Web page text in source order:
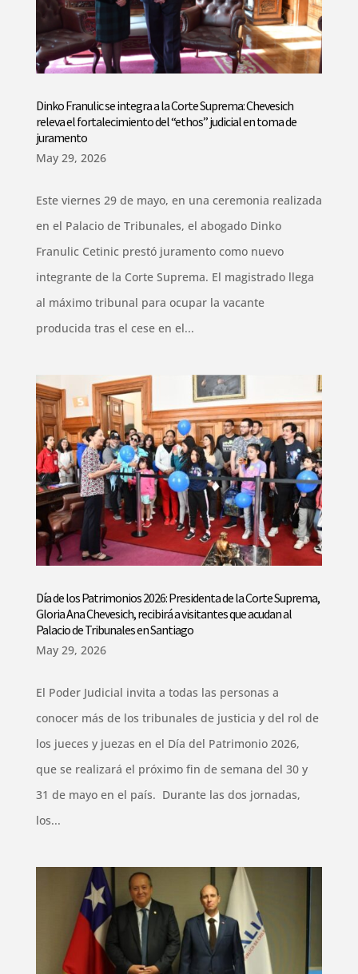
Dinko Franulic se integra a la Corte Suprema: Chevesich
releva el fortalecimiento del “ethos” judicial en toma de
juramento
May 29, 2026
Este viernes 29 de mayo, en una ceremonia realizada
en el Palacio de Tribunales, el abogado Dinko
Franulic Cetinic prestó juramento como nuevo
integrante de la Corte Suprema. El magistrado llega
al máximo tribunal para ocupar la vacante
producida tras el cese en el...
Día de los Patrimonios 2026: Presidenta de la Corte Suprema,
Gloria Ana Chevesich, recibirá a visitantes que acudan al
Palacio de Tribunales en Santiago
May 29, 2026
El Poder Judicial invita a todas las personas a
conocer más de los tribunales de justicia y del rol de
los jueces y juezas en el Día del Patrimonio 2026,
que se realizará el próximo fin de semana del 30 y
31 de mayo en el país. Durante las dos jornadas,
los...